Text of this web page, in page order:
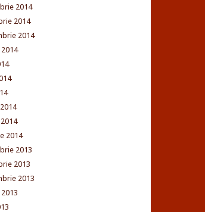
2014
2014
2014
2014
2013
2013
2013